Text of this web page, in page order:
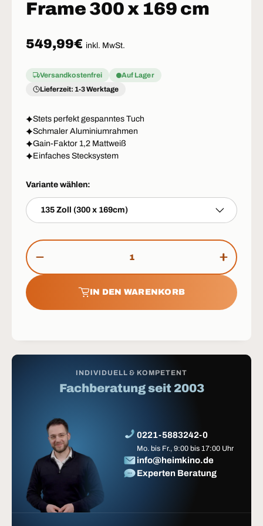
Frame 300 x 169 cm
Normaler Preis
549,99€ inkl. MwSt.
Versandkostenfrei
Auf Lager
Lieferzeit: 1-3 Werktage
Stets perfekt gespanntes Tuch
Schmaler Aluminiumrahmen
Gain-Faktor 1,2 Mattweiß
Einfaches Stecksystem
Variante wählen:
135 Zoll (300 x 169cm)
Anzahl
MENGE
IN DEN WARENKORB
INDIVIDUELL & KOMPETENT
Fachberatung seit 2003
0221-5883242-0
Mo. bis Fr., 9:00 bis 17:00 Uhr
info@heimkino.de
Experten Beratung